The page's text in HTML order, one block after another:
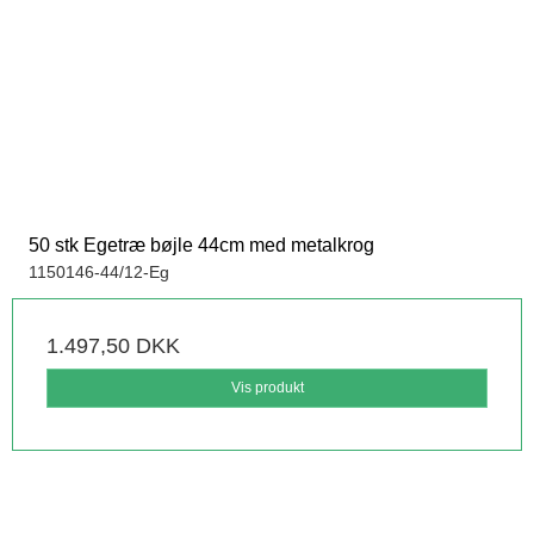
50 stk Egetræ bøjle 44cm med metalkrog
1150146-44/12-Eg
1.497,50 DKK
Vis produkt